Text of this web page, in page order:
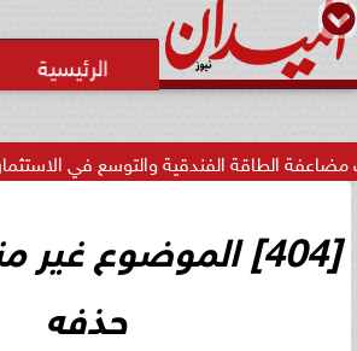
الفندقية والتوسع في الاستثمار...
[404] الموضوع
حذفه